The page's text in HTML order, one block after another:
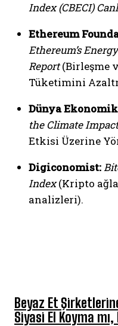
Beyaz Et
Siyasi El Koyma
Index (CBECI)
Ethereum
Ethereum’s
Report(Birleşme
Tüketimini
Dünya
the Climate
Etkisi Üzerine
Digiconomist:
Index(Kripto
analizleri).